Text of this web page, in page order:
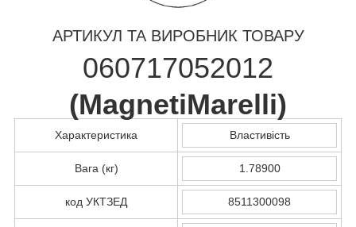
АРТИКУЛ ТА ВИРОБНИК ТОВАРУ
060717052012
(MagnetiMarelli)
Характеристика Властивість
Вага (кг) 1.78900
код УКТЗЕД 8511300098